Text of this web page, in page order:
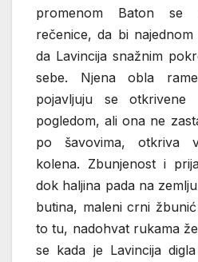
promenom Baton se
rečenice, da bi
da Lavincija snažnim
sebe. Njena obla
pojavljuju se otkrivene
pogledom, ali ona ne
po šavovima, otkriva
kolena. Zbunjenost i
dok haljina pada na
butina, maleni crni
to tu, nadohvat rukama
se kada je Lavincija